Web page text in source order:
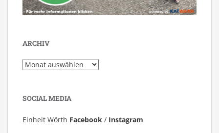
ARCHIV
Archiv
SOCIAL MEDIA
Einheit Wörth Facebook / Instagram